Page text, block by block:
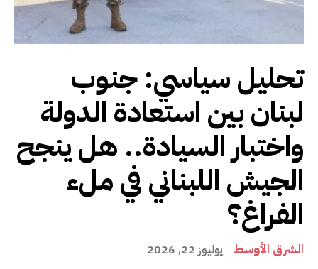
تحليل سياسي: جنوب
لبنان بين استعادة الدولة
واختبار السيادة.. هل ينجح
الجيش اللبناني في ملء
الفراغ؟
الشرق الأوسط يوليوز 22, 2026